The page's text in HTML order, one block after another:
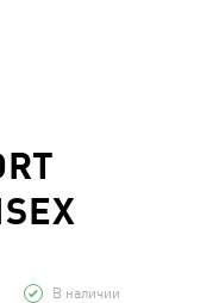
В наличии